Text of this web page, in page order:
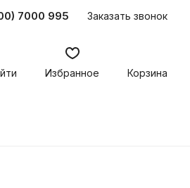
7000 995 Заказать звонок
Избранное Корзина